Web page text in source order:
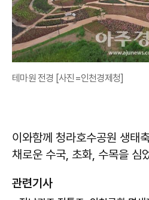
테마원 전경 [사진=인천경제청]
이와함께 청라호수공원 생태
채로운 수국, 초화, 수목을 심
관련기사